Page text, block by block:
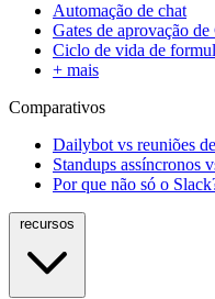
Automação de chat
Gates de aprovação
Ciclo de vida de
+ mais
Comparativos
Dailybot vs reuniões
Standups assíncronos
Por que não só o